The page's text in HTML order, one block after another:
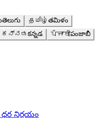
తెలుగు தமிழ் తమిళం
ಕನ್ನಡ కన్నడ ਪੰਜਾਬੀపంజాబీ
ధర నిర్ణయం